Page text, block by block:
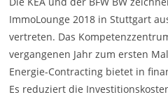
ImmoLounge 2018 in Stuttgart
vertreten. Das
vergangenen Jahr zum ersten
Energie-Contracting bietet in
Es reduziert die